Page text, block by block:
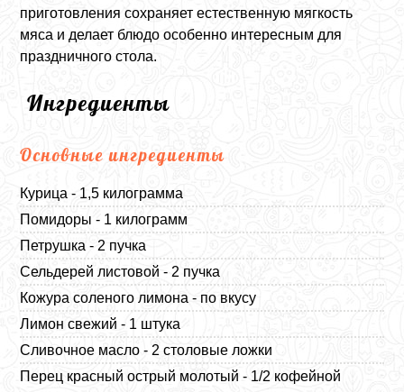
приготовления сохраняет естественную мягкость
мяса и делает блюдо особенно интересным для
праздничного стола.
Ингредиенты
Основные ингредиенты
Курица - 1,5 килограмма
Помидоры - 1 килограмм
Петрушка - 2 пучка
Сельдерей листовой - 2 пучка
Кожура соленого лимона - по вкусу
Лимон свежий - 1 штука
Сливочное масло - 2 столовые ложки
Перец красный острый молотый - 1/2 кофейной